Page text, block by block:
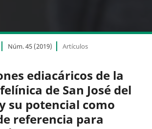
Núm. 45 (2019) Artículos
ediacáricos de la
de San José del
su potencial como
referencia para